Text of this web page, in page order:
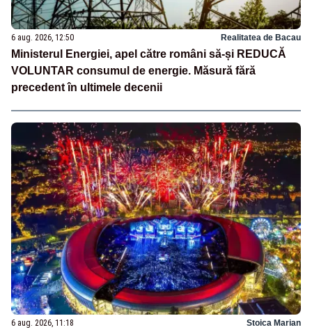
6 aug. 2026, 12:50 Realitatea de Bacau
Ministerul Energiei, apel către români să-și REDUCĂ
VOLUNTAR consumul de energie. Măsură fără
precedent în ultimele decenii
6 aug. 2026, 11:18 Stoica Marian